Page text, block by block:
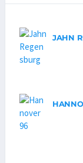
JAHN